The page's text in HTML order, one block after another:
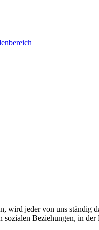
wird jeder von uns ständig
Beziehungen, in der